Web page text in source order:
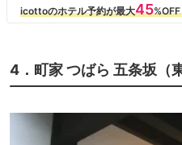
4．町家 つばら 五条坂（